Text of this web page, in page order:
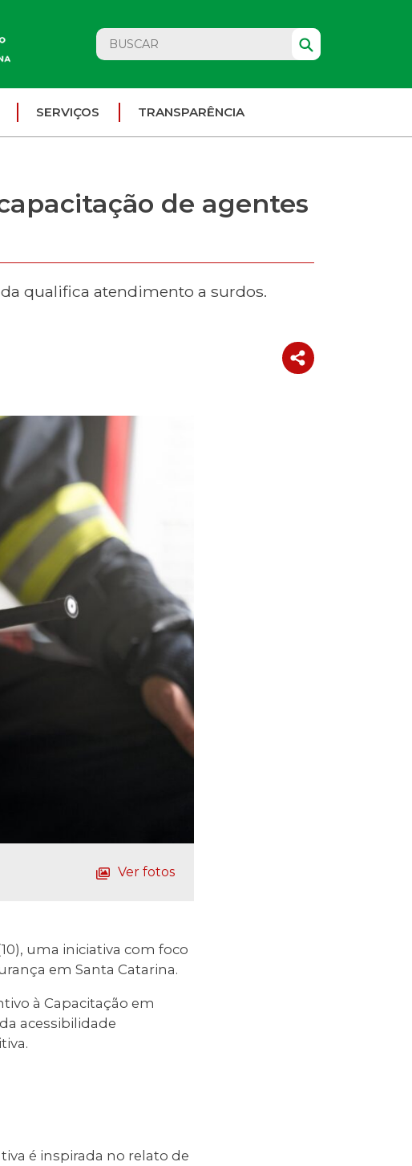
SERVIÇOS TRANSPARÊNCIA
de agentes
qualifica atendimento a surdos.
Ver fotos
uma iniciativa com foco
em Santa Catarina.
à Capacitação em
acessibilidade
é inspirada no relato de